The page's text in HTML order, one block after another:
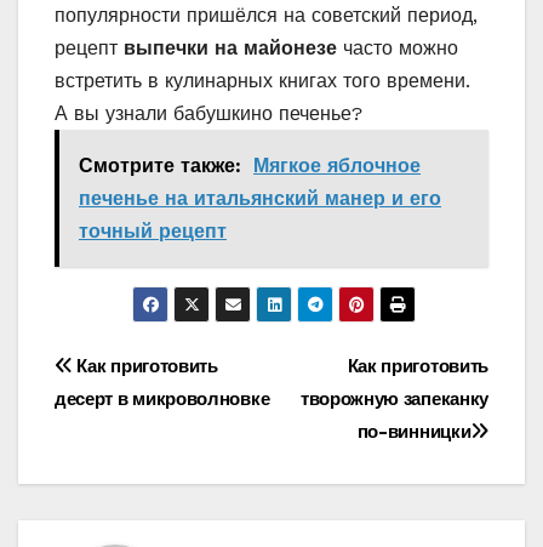
популярности пришёлся на советский период,
рецепт выпечки на майонезе часто можно
встретить в кулинарных книгах того времени.
А вы узнали бабушкино печенье?
Смотрите также:
Мягкое яблочное
печенье на итальянский манер и его
точный рецепт
Навигация
по
записям
Как приготовить
творожную запеканку
по-винницки
Как приготовить
десерт в микроволновке